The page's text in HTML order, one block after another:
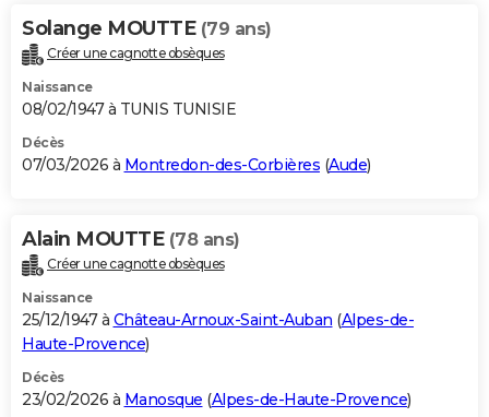
Solange MOUTTE (79 ans)
Créer une cagnotte obsèques
Naissance
08/02/1947 à TUNIS TUNISIE
Décès
07/03/2026 à Montredon-des-Corbières (Aude)
Alain MOUTTE (78 ans)
Créer une cagnotte obsèques
Naissance
25/12/1947 à Château-Arnoux-Saint-Auban (Alpes-de-
Haute-Provence)
Décès
23/02/2026 à Manosque (Alpes-de-Haute-Provence)